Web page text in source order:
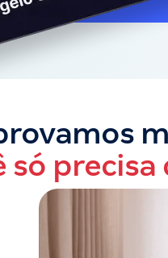
só precisa